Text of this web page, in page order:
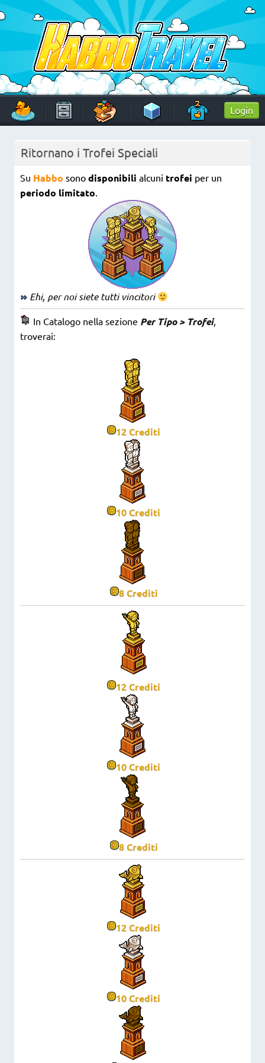
Skip
to
content
HabboTravel
Un viaggio di pixel!
Login
Ritornano i Trofei Speciali
Su Habbo sono disponibili alcuni trofei per un
periodo limitato.
Ehi, per noi siete tutti vincitori
In Catalogo nella sezione Per Tipo > Trofei,
troverai:
12Crediti
10Crediti
8 Crediti
12Crediti
10Crediti
8 Crediti
12Crediti
10Crediti